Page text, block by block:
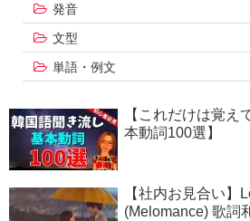
発音
文型
単語・例文
【これだけは覚え
本動詞100選】
【社内お見合い】
(Melomance) 歌詞